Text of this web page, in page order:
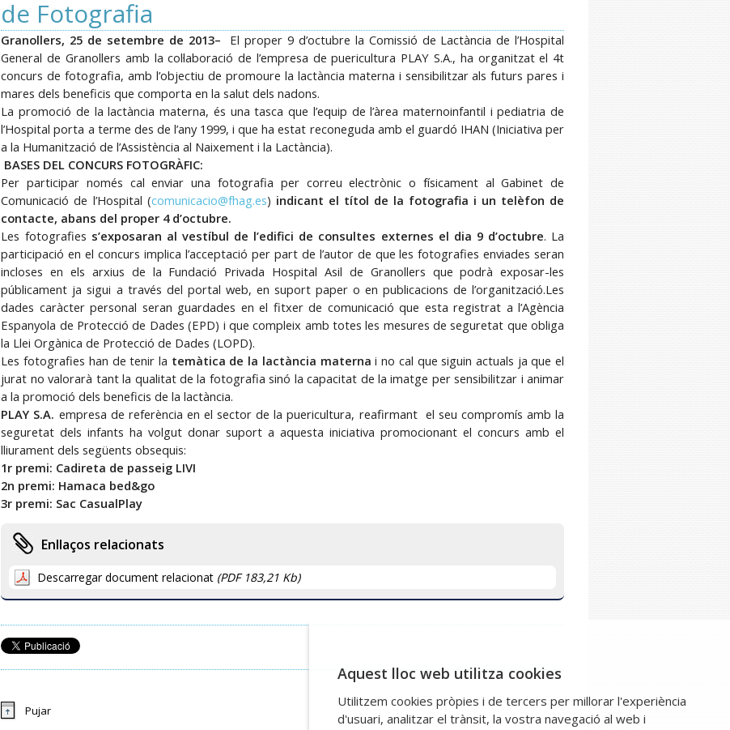
de Fotografia
Granollers, 25 de setembre de 2013–
El proper 9 d’octubre la Comissió de Lactància de l’Hospital
General de Granollers amb la col·laboració de l’empresa de puericultura PLAY S.A., ha organitzat el 4t
concurs de fotografia, amb l’objectiu de promoure la lactància materna i sensibilitzar als futurs pares i
mares dels beneficis que comporta en la salut dels nadons.
La promoció de la lactància materna, és una tasca que l’equip de l’àrea maternoinfantil i pediatria de
l’Hospital porta a terme des de l’any 1999, i que ha estat reconeguda amb el guardó IHAN (Iniciativa per
a la Humanització de l’Assistència al Naixement i la Lactància).
BASES DEL CONCURS FOTOGRÀFIC:
Per participar només cal enviar una fotografia per correu electrònic o físicament al Gabinet de
Comunicació de l’Hospital (comunicacio@fhag.es) indicant el títol de la fotografia i un telèfon de
contacte, abans del proper 4 d’octubre.
Les fotografies s’exposaran al vestíbul de l’edifici de consultes externes el dia 9 d’octubre. La
participació en el concurs implica l’acceptació per part de l’autor de que les fotografies enviades seran
incloses en els arxius de la Fundació Privada Hospital Asil de Granollers que podrà exposar-les
públicament ja sigui a través del portal web, en suport paper o en publicacions de l’organització.Les
dades caràcter personal seran guardades en el fitxer de comunicació que esta registrat a l’Agència
Espanyola de Protecció de Dades (EPD) i que compleix amb totes les mesures de seguretat que obliga
la Llei Orgànica de Protecció de Dades (LOPD).
Les fotografies han de tenir la temàtica de la lactància materna i no cal que siguin actuals ja que el
jurat no valorarà tant la qualitat de la fotografia sinó la capacitat de la imatge per sensibilitzar i animar
a la promoció dels beneficis de la lactància.
PLAY S.A. empresa de referència en el sector de la puericultura, reafirmant el seu compromís amb la
seguretat dels infants ha volgut donar suport a aquesta iniciativa promocionant el concurs amb el
lliurament dels següents obsequis:
1r premi: Cadireta de passeig LIVI
2n premi: Hamaca bed&go
3r premi: Sac CasualPlay
Enllaços relacionats
Descarregar document relacionat (PDF 183,21 Kb)
Pujar
Aquest lloc web utilitza cookies
Utilitzem cookies pròpies i de tercers per millorar l'experiència
d'usuari, analitzar el trànsit, la vostra navegació al web i